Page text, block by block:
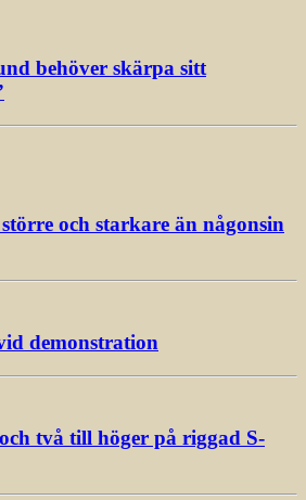
behöver skärpa sitt
och starkare än någonsin
demonstration
två till höger på riggad S-